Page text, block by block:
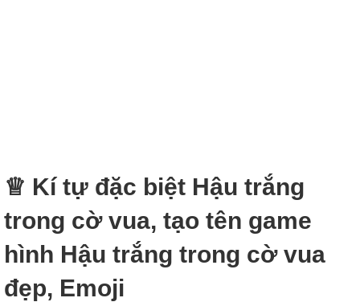
♕ Kí tự đặc biệt Hậu trắng
trong cờ vua, tạo tên game
hình Hậu trắng trong cờ vua
đẹp, Emoji